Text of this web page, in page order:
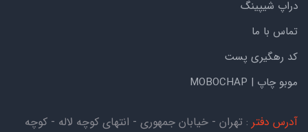
دراپ شیپینگ
تماس با ما
کد رهگیری پست
موبو چاپ | MOBOCHAP
آدرس دفتر : تهران - خیابان جمهوری - انتهای کوچه لاله - کوچه